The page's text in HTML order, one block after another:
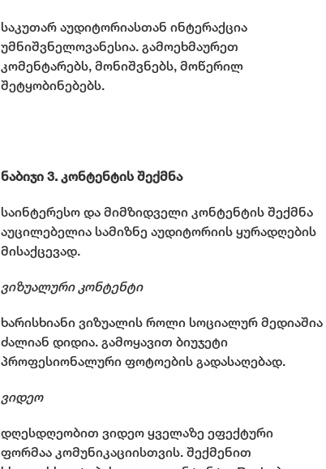
საკუთარ აუდიტორიასთან ინტერაქცია
უმნიშვნელოვანესია. გამოეხმაურეთ
კომენტარებს, მონიშვნებს, მოწერილ
შეტყობინებებს.
ნაბიჯი 3. კონტენტის შექმნა
საინტერესო და მიმზიდველი კონტენტის შექმნა
აუცილებელია სამიზნე აუდიტორიის ყურადღების
მისაქცევად.
ვიზუალური კონტენტი
ხარისხიანი ვიზუალის როლი სოციალურ მედიაშია
ძალიან დიდია. გამოყავით ბიუჯეტი
პროფესიონალური ფოტოების გადასაღებად.
ვიდეო
დღესდღეობით ვიდეო ყველაზე ეფექტური
ფორმაა კომუნიკაციისთვის. შექმენით